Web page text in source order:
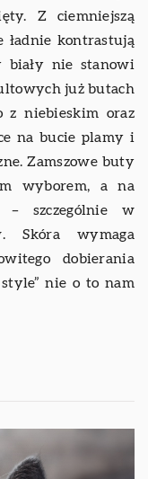
Z ciemniejszą
ładnie kontrastują
biały nie stanowi
już butach
z niebieskim oraz
na bucie plamy i
Zamszowe buty
wyborem, a na
– szczególnie w
Skóra wymaga
dobierania
nie o to nam